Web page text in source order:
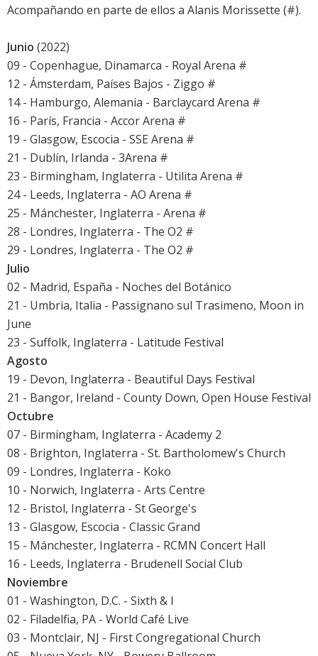
Acompañando en parte de ellos a Alanis Morissette (#).
Junio (2022)
09 - Copenhague, Dinamarca - Royal Arena #
12 - Ámsterdam, Países Bajos - Ziggo #
14 - Hamburgo, Alemania - Barclaycard Arena #
16 - París, Francia - Accor Arena #
19 - Glasgow, Escocia - SSE Arena #
21 - Dublín, Irlanda - 3Arena #
23 - Birmingham, Inglaterra - Utilita Arena #
24 - Leeds, Inglaterra - AO Arena #
25 - Mánchester, Inglaterra - Arena #
28 - Londres, Inglaterra - The O2 #
29 - Londres, Inglaterra - The O2 #
Julio
02 - Madrid, España - Noches del Botánico
21 - Umbria, Italia - Passignano sul Trasimeno, Moon in
June
23 - Suffolk, Inglaterra - Latitude Festival
Agosto
19 - Devon, Inglaterra - Beautiful Days Festival
21 - Bangor, Ireland - County Down, Open House Festival
Octubre
07 - Birmingham, Inglaterra - Academy 2
08 - Brighton, Inglaterra - St. Bartholomew's Church
09 - Londres, Inglaterra - Koko
10 - Norwich, Inglaterra - Arts Centre
12 - Bristol, Inglaterra - St George's
13 - Glasgow, Escocia - Classic Grand
15 - Mánchester, Inglaterra - RCMN Concert Hall
16 - Leeds, Inglaterra - Brudenell Social Club
Noviembre
01 - Washington, D.C. - Sixth & I
02 - Filadelfia, PA - World Café Live
03 - Montclair, NJ - First Congregational Church